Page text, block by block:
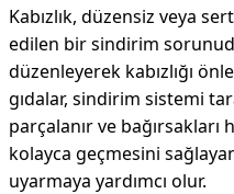
Kabızlık, düzensiz veya
edilen bir sindirim
düzenleyerek kabızlığı
gıdalar, sindirim sistemi
parçalanır ve bağırsakları
kolayca geçmesini
uyarmaya yardımcı olur.